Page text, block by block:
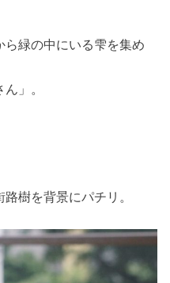
緑の中にいる雫を集め
」。
樹を背景にパチリ。